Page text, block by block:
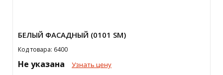
БЕЛЫЙ ФАСАДНЫЙ (0101 SM)
Код товара: 6400
Не указана Узнать цену